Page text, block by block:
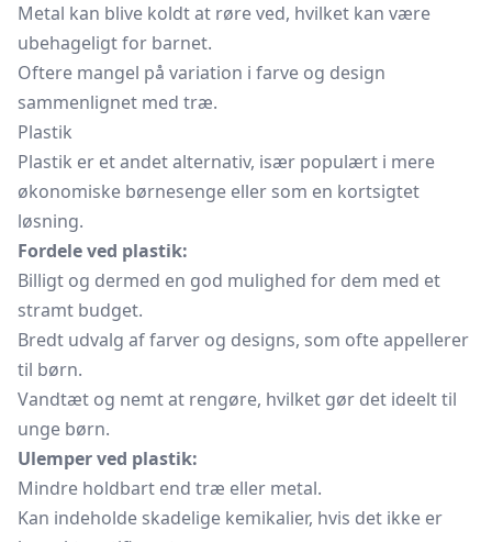
Metal kan blive koldt at røre ved, hvilket kan være
ubehageligt for barnet.
Oftere mangel på variation i farve og design
sammenlignet med træ.
Plastik
Plastik er et andet alternativ, især populært i mere
økonomiske børnesenge eller som en kortsigtet
løsning.
Fordele ved plastik:
Billigt og dermed en god mulighed for dem med et
stramt budget.
Bredt udvalg af farver og designs, som ofte appellerer
til børn.
Vandtæt og nemt at rengøre, hvilket gør det ideelt til
unge børn.
Ulemper ved plastik:
Mindre holdbart end træ eller metal.
Kan indeholde skadelige kemikalier, hvis det ikke er